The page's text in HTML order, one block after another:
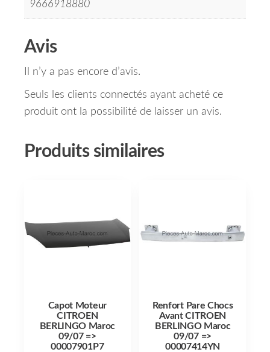
9666918880
Avis
Il n’y a pas encore d’avis.
Seuls les clients connectés ayant acheté ce
produit ont la possibilité de laisser un avis.
Produits similaires
Capot Moteur
CITROEN
BERLINGO Maroc
09/07 =>
00007901P7
Renfort Pare Chocs
Avant CITROEN
BERLINGO Maroc
09/07 =>
00007414YN